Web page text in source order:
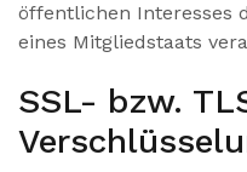
öffentlichen Interesses
eines Mitgliedstaats
SSL- bzw.